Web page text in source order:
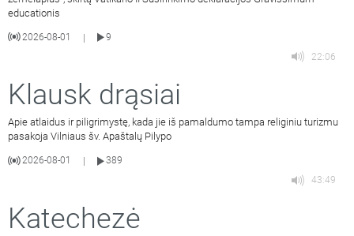
educationis
2026-08-01 |
9
22:06
Klausk drąsiai
Apie atlaidus ir piligrimystę, kada jie iš pamaldumo tampa religiniu turizmu
pasakoja Vilniaus šv. Apaštalų Pilypo
2026-08-01
389
43:49
Katechezė